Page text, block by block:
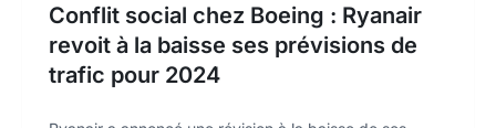
Conflit social chez Boeing : Ryanair
revoit à la baisse ses prévisions de
trafic pour 2024